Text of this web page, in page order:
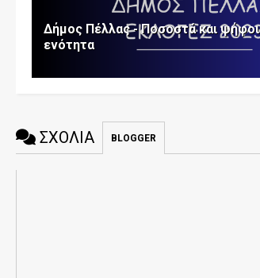
Δήμος Πέλλας - Ποσοστά και
ενότητα
ΣΧΟΛΙΑ BLOGGER